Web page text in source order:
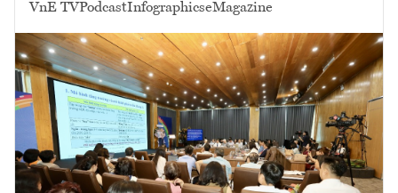
VnE TVPodcastInfographicseMagazine